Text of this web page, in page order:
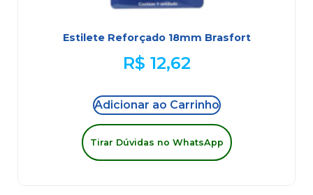
Estilete Reforçado 18mm Brasfort
R$ 12,62
Adicionar ao Carrinho
Tirar Dúvidas no WhatsApp